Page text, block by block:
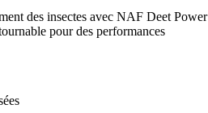
des insectes avec NAF Deet Power
pour des performances